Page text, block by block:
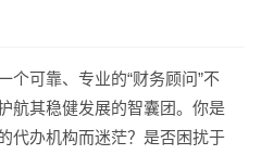
个可靠、专业的“财务顾问”不
航其稳健发展的智囊团。你是
代办机构而迷茫？是否困扰于